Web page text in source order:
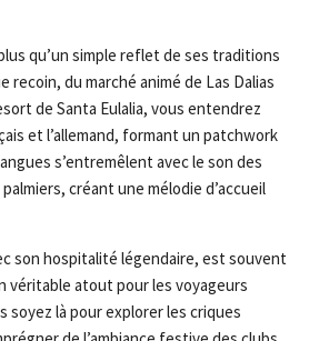
qu’un simple reflet de ses traditions
recoin, du marché animé de Las Dalias
de Santa Eulalia, vous entendrez
et l’allemand, formant un patchwork
s’entremêlent avec le son des
créant une mélodie d’accueil
son hospitalité légendaire, est souvent
véritable atout pour les voyageurs
soyez là pour explorer les criques